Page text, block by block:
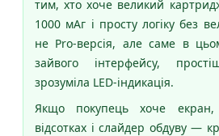
тим, хто хоче великий
1000 мАг і просту логіку без
не Pro-версія, але саме в
зайвого інтерфейсу,
зрозуміла LED-індикація.
Якщо покупець хоче
відсотках і слайдер обдуву —